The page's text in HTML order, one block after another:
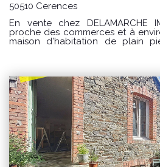
50510 Cerences
En vente chez DELAMARCHE
proche des commerces et à environ
maison d'habitation de plain
une avec placard. -un garage. Le tout sur un terrain
d'environ 571m². Prix : 238000 € honoraires à la charge du
vendeur. Classe énergie : D (246) Classe climat : B (7)
Montant estimé des dépenses
usage standard : entre 1450 € et
des énergies indexés sur les
(abonnements compris) "Les informations sur les risques
auxquels ce bien est exposé
Géorisques : www.georisques.gouv.fr" POUR
DELAMARCHE IMMOBILIER, Florian